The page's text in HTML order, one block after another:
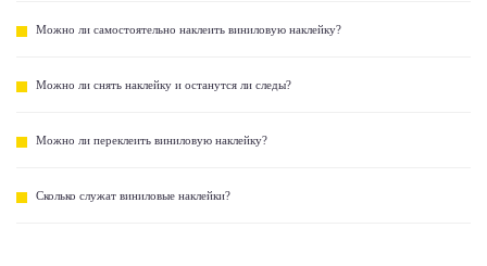
Можно ли самостоятельно наклеить виниловую наклейку?
Можно ли снять наклейку и останутся ли следы?
Можно ли переклеить виниловую наклейку?
Сколько служат виниловые наклейки?